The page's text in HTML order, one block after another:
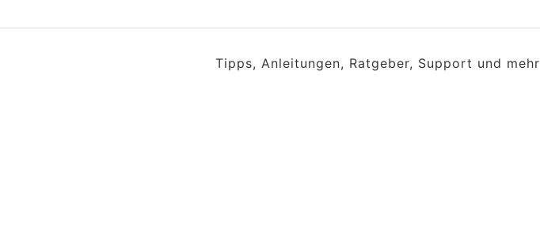
Tipps, Anleitungen, Ratgeber, Support und mehr